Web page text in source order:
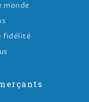
monde
fidélité